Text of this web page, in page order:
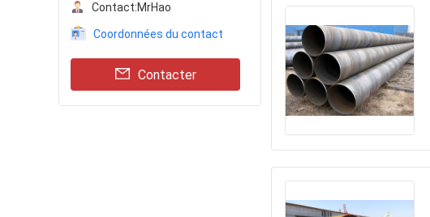
Contact:MrHao
Coordonnées du contact
Contacter